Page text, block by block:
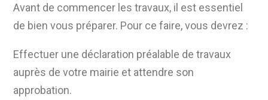
Avant de commencer les travaux, il est essentiel
de bien vous préparer. Pour ce faire, vous devrez :
Effectuer une déclaration préalable de travaux
auprès de votre mairie et attendre son
approbation.